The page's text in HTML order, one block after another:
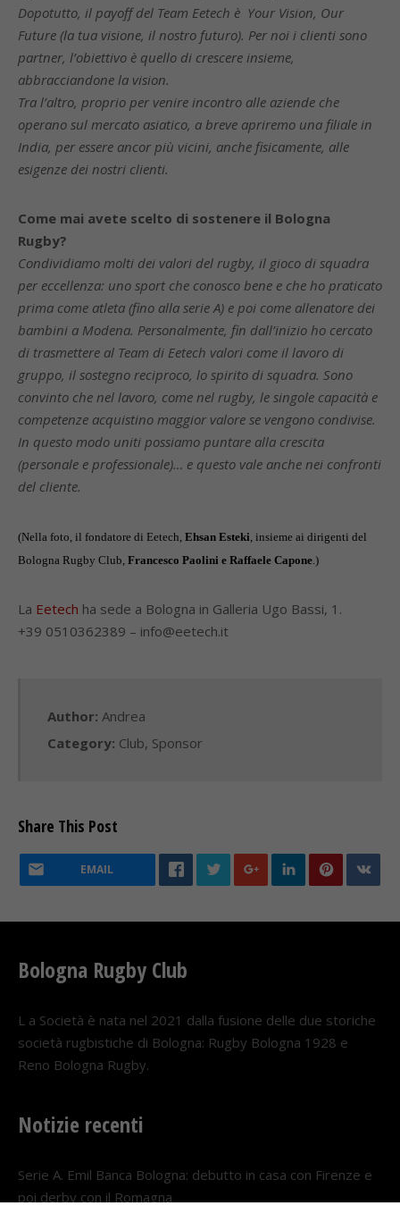
Dopotutto, il payoff del Team Eetech è Your Vision, Our
Future (la tua visione, il nostro futuro). Per noi i clienti sono
partner, l’obiettivo è quello di crescere insieme,
abbracciandone la vision.
Tra l’altro, proprio per venire incontro alle aziende che
operano sul mercato asiatico, a breve apriremo una filiale in
India, per essere ancor più vicini, anche fisicamente, alle
esigenze dei nostri clienti.
Come mai avete scelto di sostenere il Bologna
Rugby?
Condividiamo molti dei valori del rugby, il gioco di squadra
per eccellenza: uno sport che conosco bene e che ho praticato
prima come atleta (fino alla serie A) e poi come allenatore dei
bambini a Modena. Personalmente, fin dall’inizio ho cercato
di trasmettere al Team di Eetech valori come il lavoro di
gruppo, il sostegno reciproco, lo spirito di squadra. Sono
convinto che nel lavoro, come nel rugby, le singole capacità e
competenze acquistino maggior valore se vengono condivise.
In questo modo uniti possiamo puntare alla crescita
(personale e professionale)… e questo vale anche nei confronti
del cliente.
(Nella foto, il fondatore di Eetech, Ehsan Esteki, insieme ai dirigenti del
Bologna Rugby Club, Francesco Paolini e Raffaele Capone.)
La Eetech ha sede a Bologna in Galleria Ugo Bassi, 1.
+39 0510362389 – info@eetech.it
Author: Andrea
Category: Club, Sponsor
Share This Post
EMAIL
Bologna Rugby Club
L a Società è nata nel 2021 dalla fusione delle due storiche
società rugbistiche di Bologna: Rugby Bologna 1928 e
Reno Bologna Rugby.
Notizie recenti
Serie A. Emil Banca Bologna: debutto in casa con Firenze e
poi derby con il Romagna